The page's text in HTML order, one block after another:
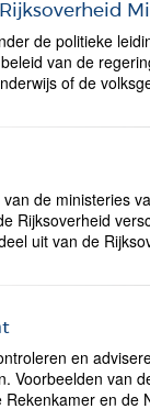
de politieke
van de
of de
de ministeries
Rijksoverheid
uit van de
en
Voorbeelden van
en de